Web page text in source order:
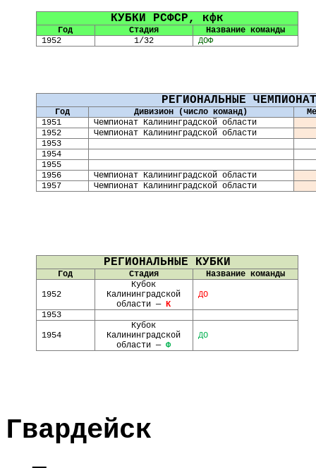
КУБКИ РСФСР, кфк
Год Стадия
Название команды
1952
1/32 ДОФ
РЕГИОНАЛЬНЫЕ
Год Дивизион (число команд)
1951
Чемпионат Калининградской области
1952
Чемпионат Калининградской области
1953
1954
1955
1956
Чемпионат Калининградской области
1957
Чемпионат Калининградской области
РЕГИОНАЛЬНЫЕ КУБКИ
Год Стадия Название команды
1952
Кубок
Калининградской
области —К
ДО
1953
1954
Кубок
Калининградской
области —Ф
ДО
Гвардейск